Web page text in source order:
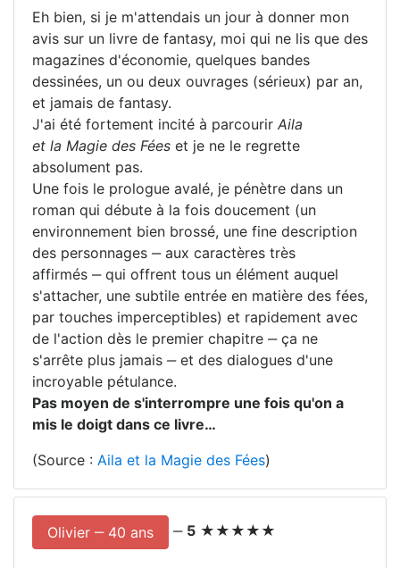
Eh bien, si je m'attendais un jour à donner mon
avis sur un livre de fantasy, moi qui ne lis que des
magazines d'économie, quelques bandes
dessinées, un ou deux ouvrages (sérieux) par an,
et jamais de fantasy.
J'ai été fortement incité à parcourir Aila
et la Magie des Fées et je ne le regrette
absolument pas.
Une fois le prologue avalé, je pénètre dans un
roman qui débute à la fois doucement (un
environnement bien brossé, une fine description
des personnages ‒ aux caractères très
affirmés ‒ qui offrent tous un élément auquel
s'attacher, une subtile entrée en matière des fées,
par touches imperceptibles) et rapidement avec
de l'action dès le premier chapitre ‒ ça ne
s'arrête plus jamais ‒ et des dialogues d'une
incroyable pétulance.
Pas moyen de s'interrompre une fois qu'on a
mis le doigt dans ce livre…
(Source : Aila et la Magie des Fées)
Olivier ‒ 40 ans ‒ 5 ★★★★★